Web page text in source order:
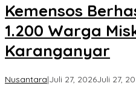
Kemensos
1.200 Warga
Karanganyar
Nusantara|Juli 27, 2026Juli 27,